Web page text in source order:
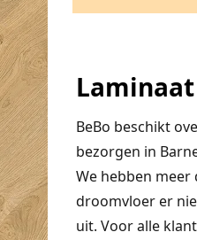
BeBo beschikt
bezorgen in
We hebben
droomvloer er
uit. Voor alle